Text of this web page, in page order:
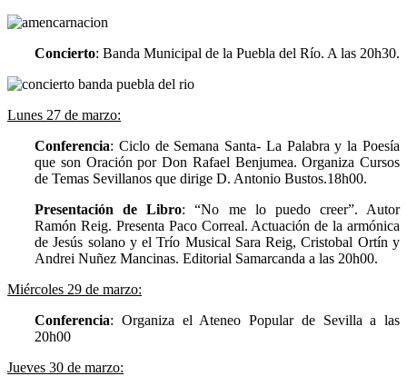
Concierto: Banda Municipal de la Puebla del Río. A las 20h30.
Lunes 27 de marzo:
Conferencia: Ciclo de Semana Santa- La Palabra y la Poesía
que son Oración por Don Rafael Benjumea. Organiza Cursos
de Temas Sevillanos que dirige D. Antonio Bustos.18h00.
Presentación de Libro: “No me lo puedo creer”. Autor
Ramón Reig. Presenta Paco Correal. Actuación de la armónica
de Jesús solano y el Trío Musical Sara Reig, Cristobal Ortín y
Andrei Nuñez Mancinas. Editorial Samarcanda a las 20h00.
Miércoles 29 de marzo:
Conferencia: Organiza el Ateneo Popular de Sevilla a las
20h00
Jueves 30 de marzo: